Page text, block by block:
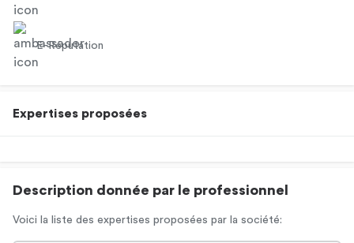
E-Réputation
Expertises proposées
Description donnée par le professionnel
Voici la liste des expertises proposées par la société: